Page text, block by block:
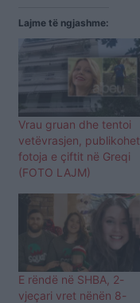
Lajme të ngjashme:
Vrau gruan dhe tentoi
vetëvrasjen, publikohet
fotoja e çiftit në Greqi
(FOTO LAJM)
E rëndë në SHBA, 2-
vjeçari vret nënën 8-